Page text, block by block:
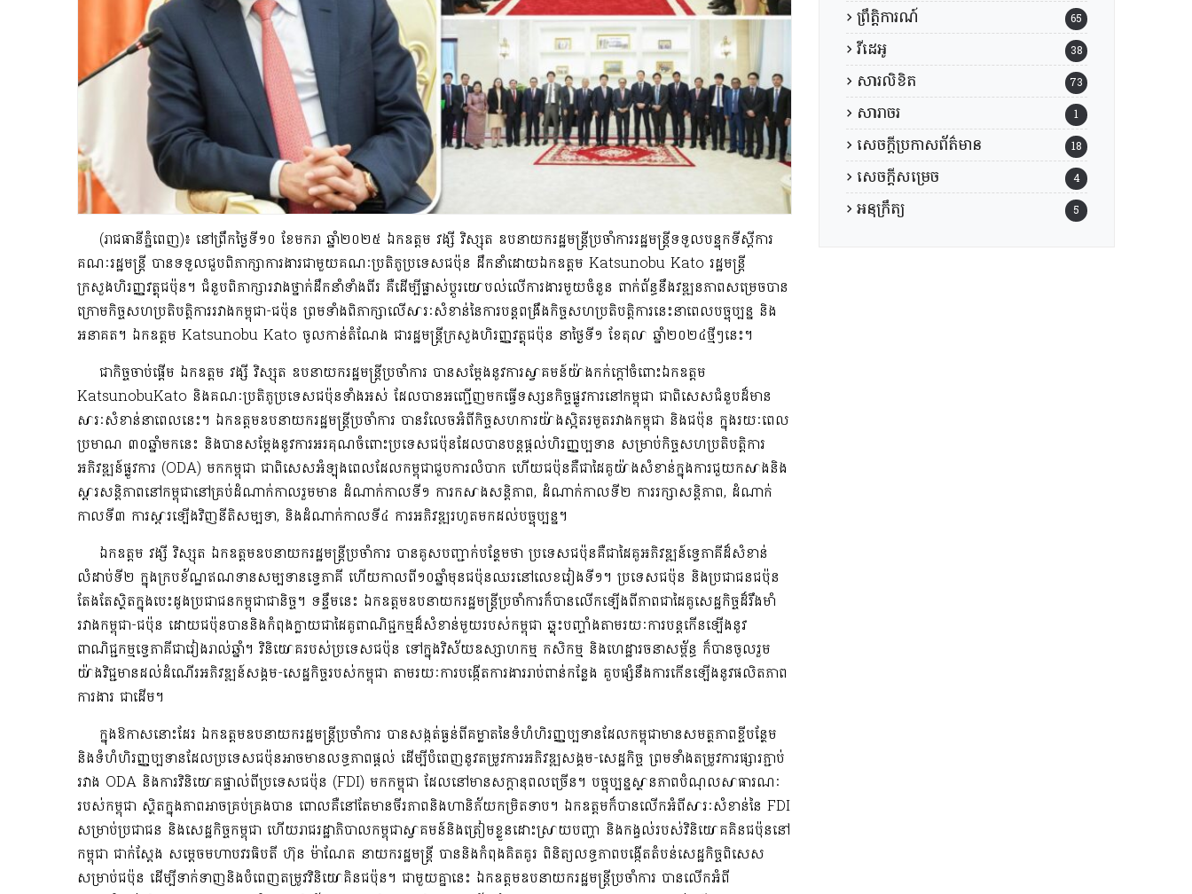
(រាជធានីភ្នំពេញ)៖ នៅព្រឹកថ្ងៃទី១០ ខែមករា ឆ្នាំ២០២៥ ឯកឧត្តម វង្សី វិស្សុត ឧបនាយករដ្ឋមន្ត្រីប្រចាំការរដ្ឋមន្ត្រីទទួលបន្ទុកទីស្តីការ
គណៈរដ្ឋមន្ត្រី បានទទួលជួបពិភាក្សាការងារជាមួយគណៈប្រតិភូប្រទេសជប៉ុន ដឹកនាំដោយឯកឧត្ដម Katsunobu Kato រដ្ឋមន្ត្រី
ក្រសួងហិរញ្ញវត្ថុជប៉ុន។ ជំនួបពិភាក្សារវាងថ្នាក់ដឹកនាំទាំងពីរ គឺដើម្បីផ្លាស់ប្តូរយោបល់លើការងារមួយចំនួន ពាក់ព័ន្ធនឹងវឌ្ឍនភាពសម្រេចបាន
ក្រោមកិច្ចសហប្រតិបត្តិការរវាងកម្ពុជា-ជប៉ុន ព្រមទាំងពិភាក្សាលើសារៈសំខាន់នៃការបន្តពង្រឹងកិច្ចសហប្រតិបត្តិការនេះនាពេលបច្ចុប្បន្ន និង
អនាគត។ ឯកឧត្ដម Katsunobu Kato ចូលកាន់តំណែង ជារដ្ឋមន្ត្រីក្រសួងហិរញ្ញវត្ថុជប៉ុន នាថ្ងៃទី១ ខែតុលា ឆ្នាំ២០២៤ថ្មីៗនេះ។
ជាកិច្ចចាប់ផ្តើម ឯកឧត្តម វង្សី វិស្សុត ឧបនាយករដ្ឋមន្ត្រីប្រចាំការ បានសម្តែងនូវការស្វាគមន៍យ៉ាងកក់ក្តៅចំពោះឯកឧត្ដម
KatsunobuKato និងគណៈប្រតិភូប្រទេសជប៉ុនទាំងអស់ ដែលបានអញ្ជើញមកធ្វើទស្សនកិច្ចផ្លូវការនៅកម្ពុជា ជាពិសេសជំនួបដ៏មាន
សារៈសំខាន់នាពេលនេះ។ ឯកឧត្តមឧបនាយករដ្ឋមន្ត្រីប្រចាំការ បានរំលេចអំពីកិច្ចសហការយ៉ាងស្អិតរមួតរវាងកម្ពុជា និងជប៉ុន ក្នុងរយៈពេល
ប្រមាណ ៣០ឆ្នាំមកនេះ និងបានសម្តែងនូវការអរគុណចំពោះប្រទេសជប៉ុនដែលបានបន្តផ្តល់ហិរញ្ញប្បទាន សម្រាប់កិច្ចសហប្រតិបត្តិការ
អភិវឌ្ឍន៍ផ្លូវការ (ODA) មកកម្ពុជា ជាពិសេសអំឡុងពេលដែលកម្ពុជាជួបការលំបាក ហើយជប៉ុនគឺជាដៃគូយ៉ាងសំខាន់ក្នុងការជួយកសាងនិង
ស្តារសន្តិភាពនៅកម្ពុជានៅគ្រប់ដំណាក់កាលរួមមាន ដំណាក់កាលទី១ ការកសាងសន្តិភាព, ដំណាក់កាលទី២ ការរក្សាសន្តិភាព, ដំណាក់
កាលទី៣ ការស្តារឡើងវិញនីតិសម្បទា, និងដំណាក់កាលទី៤ ការអភិវឌ្ឍរហូតមកដល់បច្ចុប្បន្ន។
ឯកឧត្តម វង្សី វិស្សុត ឯកឧត្តមឧបនាយករដ្ឋមន្ត្រីប្រចាំការ បានគូសបញ្ជាក់បន្ថែមថា ប្រទេសជប៉ុនគឺជាដៃគូអភិវឌ្ឍន៍ទ្វេភាគីដ៏សំខាន់
លំដាប់ទី២ ក្នុងក្របខ័ណ្ឌឥណទានសម្បទានទ្វេភាគី ហើយកាលពី១០ឆ្នាំមុនជប៉ុនឈរនៅលេខរៀងទី១។ ប្រទេសជប៉ុន និងប្រជាជនជប៉ុន
តែងតែស្ថិតក្នុងបេះដូងប្រជាជនកម្ពុជាជានិច្ច។ ទន្ទឹមនេះ ឯកឧត្តមឧបនាយករដ្ឋមន្ត្រីប្រចាំការក៏បានលើកឡើងពីភាពជាដៃគូសេដ្ឋកិច្ចដ៏រឹងមាំ
រវាងកម្ពុជា-ជប៉ុន ដោយជប៉ុនបាននិងកំពុងក្លាយជាដៃគូពាណិជ្ជកម្មដ៏សំខាន់មួយរបស់កម្ពុជា ឆ្លុះបញ្ចាំងតាមរយៈការបន្តកើនឡើងនូវ
ពាណិជ្ជកម្មទ្វេភាគីជារៀងរាល់ឆ្នាំ។ វិនិយោគរបស់ប្រទេសជប៉ុន ទៅក្នុងវិស័យឧស្សាហកម្ម កសិកម្ម និងហេដ្ឋារចនាសម្ព័ន្ធ ក៏បានចូលរួម
យ៉ាងវិជ្ជមានដល់ដំណើរអភិវឌ្ឍន៍សង្គម-សេដ្ឋកិច្ចរបស់កម្ពុជា តាមរយៈការបង្កើតការងាររាប់ពាន់កន្លែង គួបផ្សំនឹងការកើនឡើងនូវផលិតភាព
ការងារ ជាដើម។
ក្នុងឱកាសនោះដែរ ឯកឧត្តមឧបនាយករដ្ឋមន្ត្រីប្រចាំការ បានសង្កត់ធ្ងន់ពីគម្លាតនៃទំហំហិរញ្ញប្បទានដែលកម្ពុជាមានសមត្ថភាពខ្ចីបន្ថែម
និងទំហំហិរញ្ញប្បទានដែលប្រទេសជប៉ុនអាចមានលទ្ធភាពផ្តល់ ដើម្បីបំពេញនូវតម្រូវការអភិវឌ្ឍសង្គម-សេដ្ឋកិច្ច ព្រមទាំងតម្រូវការផ្សារភ្ជាប់
រវាង ODA និងការវិនិយោគផ្ទាល់ពីប្រទេសជប៉ុន (FDI) មកកម្ពុជា ដែលនៅមានសក្តានុពលច្រើន។ បច្ចុប្បន្នស្ថានភាពបំណុលសាធារណៈ
របស់កម្ពុជា ស្ថិតក្នុងភាពអាចគ្រប់គ្រងបាន ពោលគឺនៅតែមានចីរភាពនិងហានិភ័យកម្រិតទាប។ ឯកឧត្តមក៏បានលើកអំពីសារៈសំខាន់នៃ FDI
សម្រាប់ប្រជាជន និងសេដ្ឋកិច្ចកម្ពុជា ហើយរាជរដ្ឋាភិបាលកម្ពុជាស្វាគមន៍និងត្រៀមខ្លួនដោះស្រាយបញ្ហា និងកង្វល់របស់វិនិយោគគិនជប៉ុននៅ
កម្ពុជា ជាក់ស្តែង សម្តេចមហាបវរធិបតី ហ៊ុន ម៉ាណែត នាយករដ្ឋមន្ត្រី បាននិងកំពុងគិតគូរ ពិនិត្យលទ្ធភាពបង្កើតតំបន់សេដ្ឋកិច្ចពិសេស
សម្រាប់ជប៉ុន ដើម្បីទាក់ទាញនិងបំពេញតម្រូវវិនិយោគិនជប៉ុន។ ជាមួយគ្នានេះ ឯកឧត្តមឧបនាយករដ្ឋមន្ត្រីប្រចាំការ បានលើកអំពី
ព្រឹត្តិការណ៍ 65
វីដេអូ 38
សារលិខិត 73
សារាចរ 1
សេចក្តីប្រកាសព័ត៌មាន 18
សេចក្តីសម្រេច 4
អនុក្រឹត្យ 5